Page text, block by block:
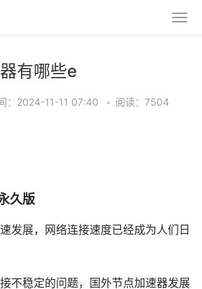
有哪些e
：2024-11-11 07:40 • 阅读：7504
久版
发展，网络连接速度已经成为人们日
不稳定的问题，国外节点加速器发展